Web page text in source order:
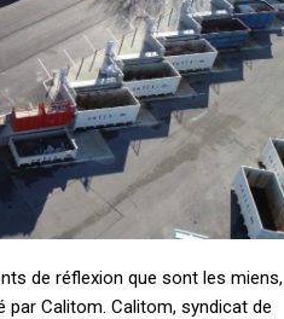
de réflexion que sont les miens,
Calitom. Calitom, syndicat de